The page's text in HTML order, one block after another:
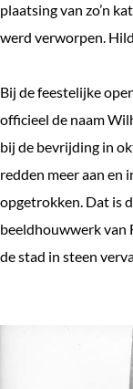
plaatsing van zo’n
werd verworpen.
Bij de feestelijke
officieel de naam
bij de bevrijding in
redden meer aan en
opgetrokken. Dat is
beeldhouwwerk van
de stad in steen